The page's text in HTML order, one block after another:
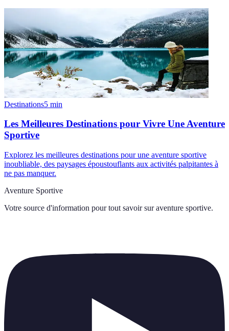
Destinations5 min
Les Meilleures Destinations pour Vivre Une Aventure
Sportive
Explorez les meilleures destinations pour une aventure sportive
inoubliable, des paysages époustouflants aux activités palpitantes à
ne pas manquer.
Aventure Sportive
Votre source d'information pour tout savoir sur aventure sportive.